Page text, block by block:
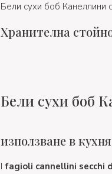
Бели сухи боб Канеллини
Хранителна
Бели сухи боб
използване в
I fagioli cannellini secchi